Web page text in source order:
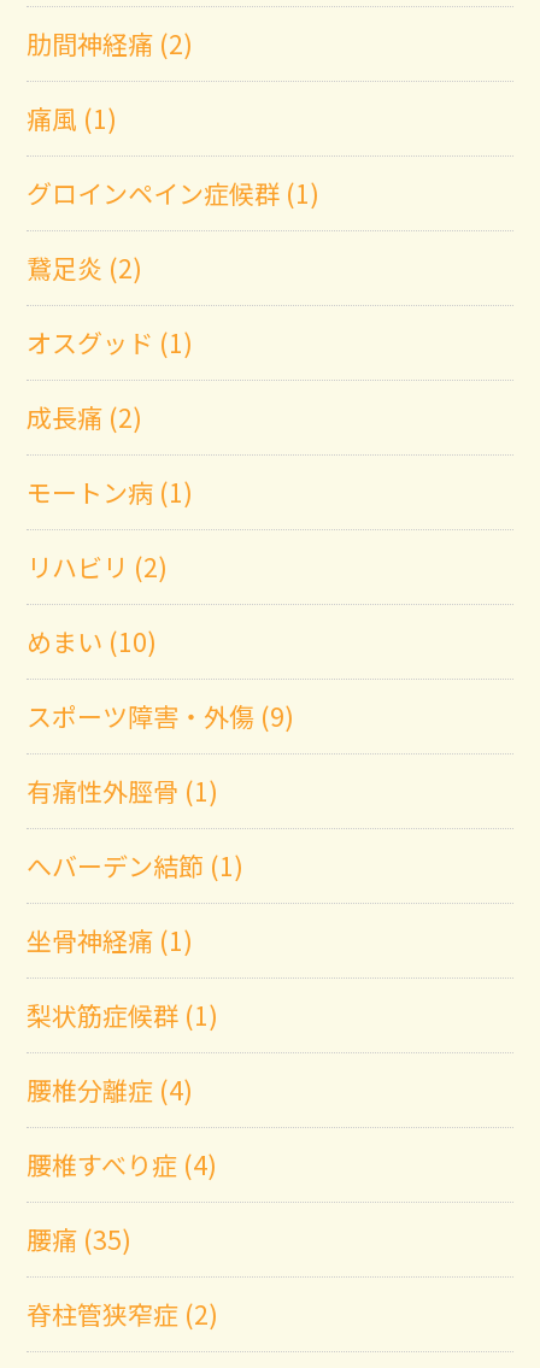
肋間神経痛 (2)
痛風 (1)
グロインペイン症候群 (1)
鵞足炎 (2)
オスグッド (1)
成長痛 (2)
モートン病 (1)
リハビリ (2)
めまい (10)
スポーツ障害・外傷 (9)
有痛性外脛骨 (1)
へバーデン結節 (1)
坐骨神経痛 (1)
梨状筋症候群 (1)
腰椎分離症 (4)
腰椎すべり症 (4)
腰痛 (35)
脊柱管狭窄症 (2)